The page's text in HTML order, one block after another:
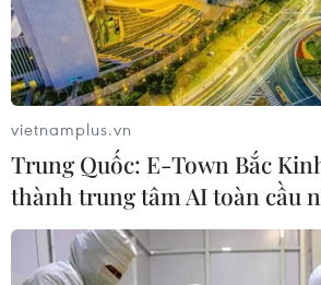
vietnamplus.vn
Trung Quốc: E-Town Bắc
thành trung tâm AI toàn cầu